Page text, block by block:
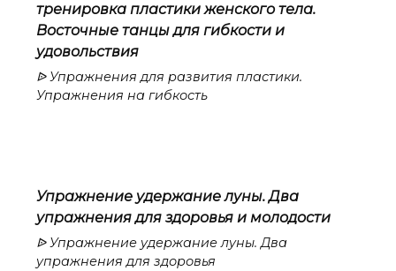
тренировка пластики женского тела.
Восточные танцы для гибкости и
удовольствия
ᐉ Упражнения для развития пластики.
Упражнения на гибкость
Упражнение удержание луны. Два
упражнения для здоровья и молодости
ᐉ Упражнение удержание луны. Два
упражнения для здоровья